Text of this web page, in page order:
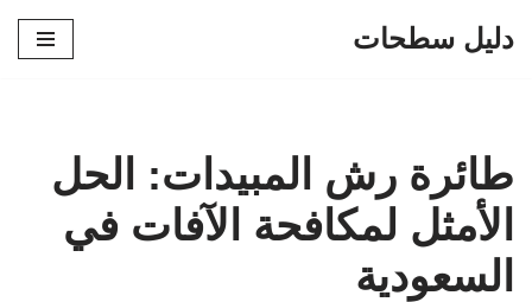
دليل سطحات
طائرة رش المبيدات: الحل
الأمثل لمكافحة الآفات في
السعودية